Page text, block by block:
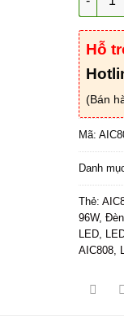
Hỗ
(Bán
Mã:
Danh
Thẻ:
96W,
LED,
AIC808,